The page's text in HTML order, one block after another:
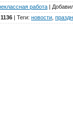
работа |
1136 | Теги: новости